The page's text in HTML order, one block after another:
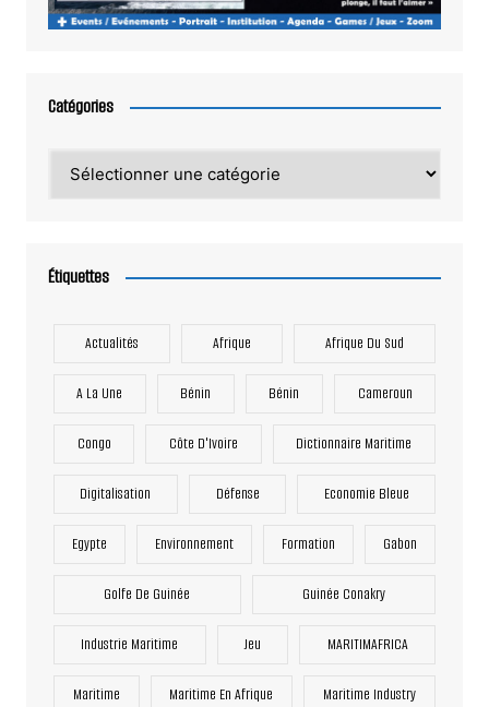
Catégories
Étiquettes
Actualités Afrique Afrique Du Sud
A La Une Bénin Bénin Cameroun
Congo Côte D'Ivoire Dictionnaire Maritime
Digitalisation Défense Economie Bleue
Egypte Environnement Formation Gabon
Golfe De Guinée Guinée Conakry
Industrie Maritime Jeu MARITIMAFRICA
Maritime Maritime En Afrique Maritime Industry